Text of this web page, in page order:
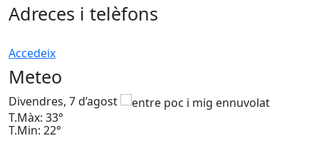
Adreces i telèfons
Accedeix
Meteo
Divendres, 7 d’agost
T.Màx: 33°
T.Min: 22°